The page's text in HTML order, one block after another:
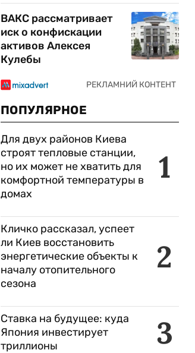
ВАКС рассматривает
иск о конфискации
активов Алексея
Кулебы
ПОПУЛЯРНОЕ
1
Для двух районов Киева
строят тепловые станции,
но их может не хватить для
комфортной температуры в
домах
2
Кличко рассказал, успеет
ли Киев восстановить
энергетические объекты к
началу отопительного
сезона
3
Ставка на будущее: куда
Япония инвестирует
триллионы